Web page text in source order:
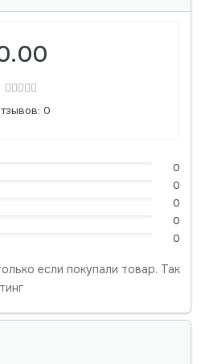
0
0
0
0
0
0
если покупали товар. Так